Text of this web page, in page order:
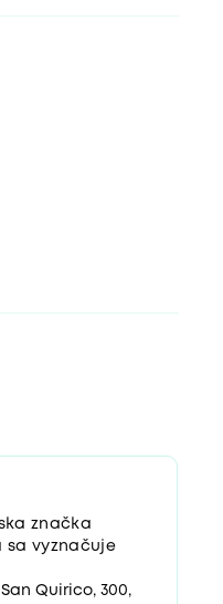
značka
sa vyznačuje
Quirico, 300,